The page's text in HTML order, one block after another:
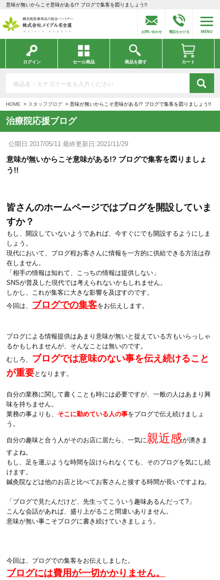
意味が無いからこそ意味がある!? ブログで集客を図りましょう!!
お問い合わせ 電話をかける MENU
ログイン セール商品 商品を探す カート
HOME スタッフブログ 意味が無いからこそ意味がある!? ブログで集客を図りましょう!!
治療院応援ブログ
公開日:2017/05/11 最終更新日:2021/11/29
意味が無いからこそ意味がある!? ブログで集客を図りましょ
う!!
皆さんのホームページではブログを開設していま
すか？
もし、開設していないようであれば、今すぐにでも開設するようにしま
しょう。
現代において、ブログ程お客さんに情報を一方的に供給できる方法は存
在しません。
「相手の情報は知れて、こっちの情報は提供しない」
SNSが普及した現代では考えられないかもしれません。
しかし、これが集客に大きな影響を及ぼすのです。
今回は、 ブログでの集客をお伝えします。
ブログによる情報提供はあまり意味が無いと捉えている方もいらっしゃ
るかもしれませんが、そんなことは無いのです。
むしろ、 ブログでは意味のない事を伝え続けること
が重要となります。
自分の業務に関して書くことも時には必要ですが、一般の人はあまり興
味を持ちません。
業務の事よりも、 そこに勤めている人の事をブログで伝え続けましょ
う。
自分の趣味と合う人がそのお店に居たら、一気に親近感が湧きま
すよね。
もし、足を運ぶような時間を設けられなくても、そのブログを気にし続
けます。
鍼灸院などは他のお店と比べてお客さんと接する時間が長いですよね。
「ブログで見たんだけど、先生ってこういう趣味あるんだって?」
こんな会話があれば、盛り上がること間違いありません。
意味が無い事こそブログに書き続けていきましょう。
今回は、ブログでの集客をお伝えしました。
ブログには費用が一切かかりません。